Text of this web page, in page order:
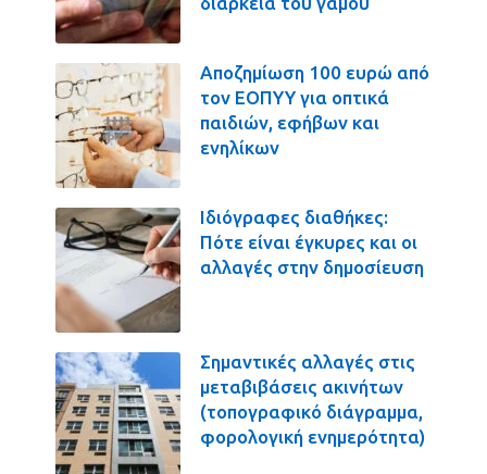
Αποζημίωση 100 ευρώ από
τον ΕΟΠΥΥ για οπτικά
παιδιών, εφήβων και
ενηλίκων
Ιδιόγραφες διαθήκες:
Πότε είναι έγκυρες και οι
αλλαγές στην δημοσίευση
Σημαντικές αλλαγές στις
μεταβιβάσεις ακινήτων
(τοπογραφικό διάγραμμα,
φορολογική ενημερότητα)